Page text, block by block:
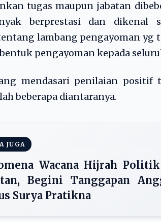
tugas maupun jabatan
berprestasi dan dikenal
lambang pengayoman yg
pengayoman kepada
mendasari penilaian positif
beberapa diantaranya.
JUGA
Wacana Hijrah
Begini Tanggapan
Surya Pratikna